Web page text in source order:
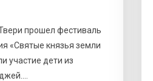
прошел фестиваль
«Святые князья земли
участие дети из